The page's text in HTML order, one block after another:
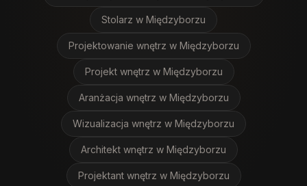
Stolarz w Międzyborzu
Projektowanie wnętrz w Międzyborzu
Projekt wnętrz w Międzyborzu
Aranżacja wnętrz w Międzyborzu
Wizualizacja wnętrz w Międzyborzu
Architekt wnętrz w Międzyborzu
Projektant wnętrz w Międzyborzu